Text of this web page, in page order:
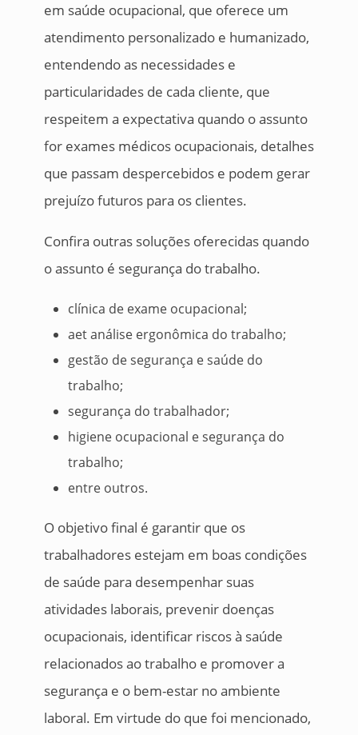
em saúde ocupacional, que oferece um
atendimento personalizado e humanizado,
entendendo as necessidades e
particularidades de cada cliente, que
respeitem a expectativa quando o assunto
for exames médicos ocupacionais, detalhes
que passam despercebidos e podem gerar
prejuízo futuros para os clientes.
Confira outras soluções oferecidas quando
o assunto é segurança do trabalho.
clínica de exame ocupacional;
aet análise ergonômica do trabalho;
gestão de segurança e saúde do
trabalho;
segurança do trabalhador;
higiene ocupacional e segurança do
trabalho;
entre outros.
O objetivo final é garantir que os
trabalhadores estejam em boas condições
de saúde para desempenhar suas
atividades laborais, prevenir doenças
ocupacionais, identificar riscos à saúde
relacionados ao trabalho e promover a
segurança e o bem-estar no ambiente
laboral. Em virtude do que foi mencionado,